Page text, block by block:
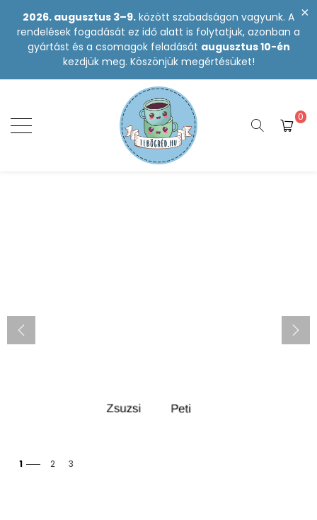
2026. augusztus 3–9. között szabadságon vagyunk. A
rendelések fogadását ez idő alatt is folytatjuk, azonban a
gyártást és a csomagok feladását augusztus 10-én
kezdjük meg. Köszönjük megértésüket!
0
1 2 3